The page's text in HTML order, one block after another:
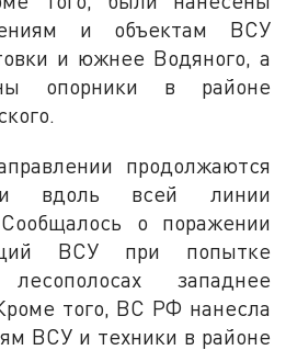
и объектам ВСУ
и южнее Водяного, а
опорники в районе
продолжаются
вдоль всей линии
Сообщалось о поражении
ВСУ при попытке
западнее
того, ВС РФ нанесла
ВСУ и техники в районе